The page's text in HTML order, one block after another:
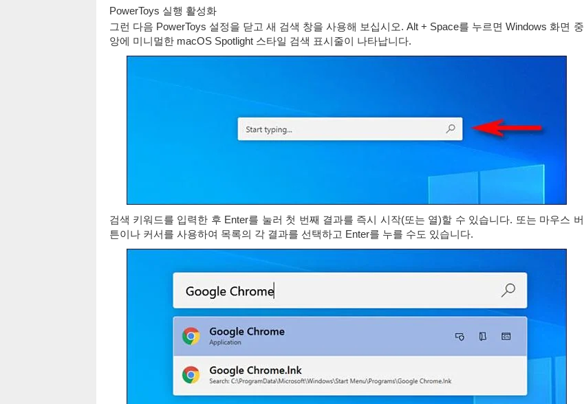
PowerToys 실행 활성화
그런 다음 PowerToys 설정을 닫고 새 검색 창을 사용해 보십시오. Alt + Space를 누르면 Windows 화면 중
앙에 미니멀한 macOS Spotlight 스타일 검색 표시줄이 나타납니다.
검색 키워드를 입력한 후 Enter를 눌러 첫 번째 결과를 즉시 시작(또는 열)할 수 있습니다. 또는 마우스 버
튼이나 커서를 사용하여 목록의 각 결과를 선택하고 Enter를 누를 수도 있습니다.